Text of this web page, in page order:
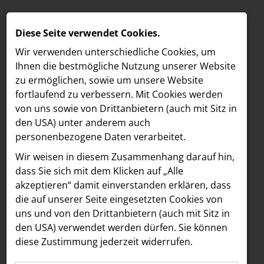
MELDUNGEN
LOEBELL NORDBERG
INNER
aehre
Astoria Artshow
B/S/H Hausgeräte
Meldungen / The Companion
Text Bilder
09.03.2026
Mehr Flair für die
Mariahilfer Straße:
Diese Seite verwendet Cookies.
Wir verwenden unterschiedliche Cookies, um
Ihnen die best­mögliche Nutzung unserer Website
zu ermöglichen, sowie um unsere Website
fortlaufend zu verbessern. Mit Cookies werden
von uns sowie von Drittanbietern (auch mit Sitz in
den USA) unter anderem auch
personenbezogene Daten verarbeitet.
Wir weisen in diesem Zusammenhang darauf hin,
dass Sie sich mit dem Klicken auf „Alle
akzeptieren“ damit ein­ver­standen erklären, dass
die auf unserer Seite eingesetzten Cookies von
uns und von den Drittanbietern (auch mit Sitz in
den USA) verwendet werden dürfen. Sie können
diese Zustimmung jederzeit widerrufen.